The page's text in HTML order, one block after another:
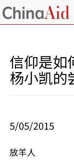
信仰是
杨小凯的
5/05/2015
放羊人